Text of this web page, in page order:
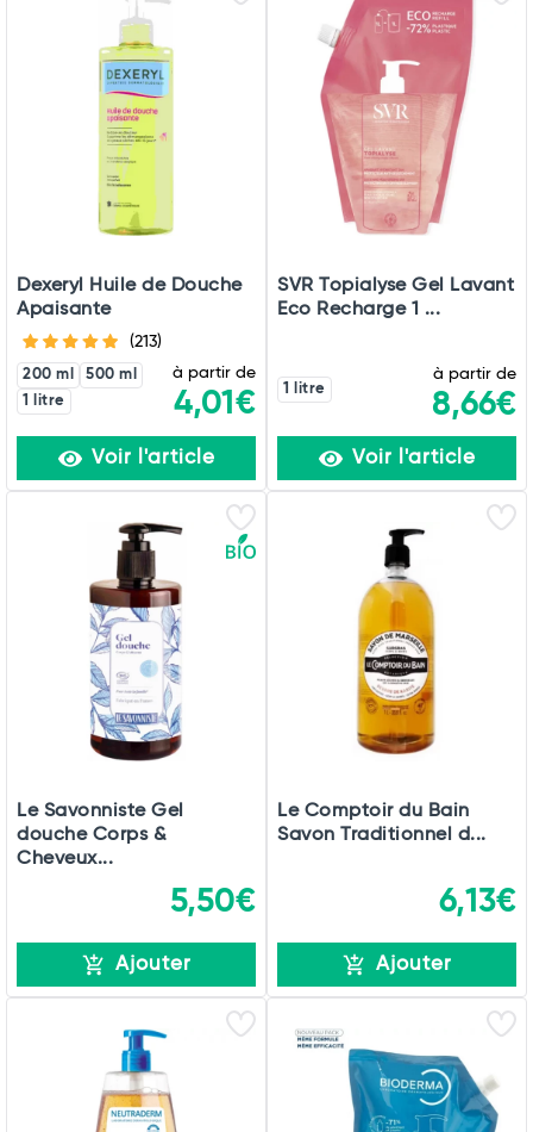
Commander
Dexeryl Huile de Douche
Apaisante
(213)
200 ml
500 ml
1 litre
à partir de
4,01€
Voir l'article
SVR Topialyse Gel Lavant
Eco Recharge 1 ...
1 litre
à partir de
8,66€
Voir l'article
Le Savonniste Gel
douche Corps &
Cheveux...
5,50€
Ajouter
Le Comptoir du Bain
Savon Traditionnel d...
6,13€
Ajouter